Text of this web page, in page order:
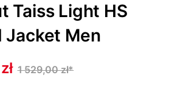
Taiss Light HS
Jacket Men
1 529,00 zł*